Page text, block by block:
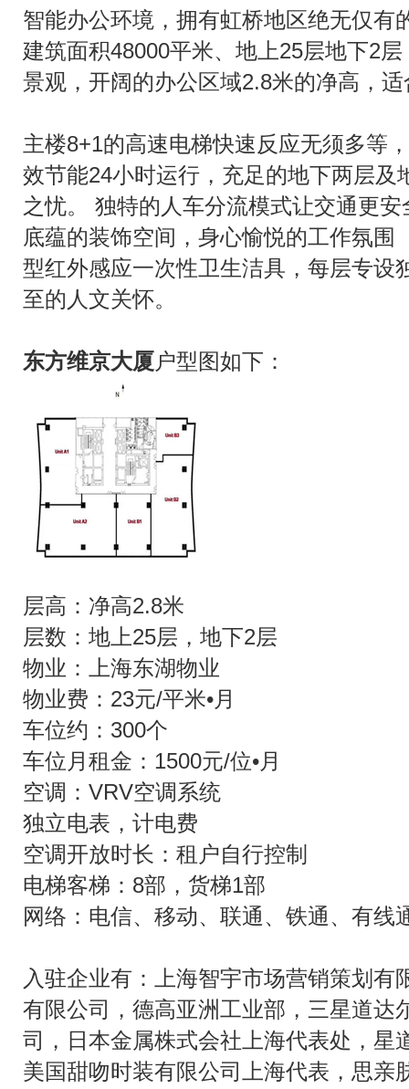
智能办公环境，拥有虹桥地区绝无仅有
建筑面积48000平米、地上25层地下2
景观，开阔的办公区域2.8米的净高，
主楼8+1的高速电梯快速反应无须多等
效节能24小时运行，充足的地下两层及
之忧。 独特的人车分流模式让交通更
底蕴的装饰空间，身心愉悦的工作氛围
型红外感应一次性卫生洁具，每层专设
至的人文关怀。
东方维京大厦户型图如下：
层高：净高2.8米
层数：地上25层，地下2层
物业：上海东湖物业
物业费：23元/平米•月
车位约：300个
车位月租金：1500元/位•月
空调：VRV空调系统
独立电表，计电费
空调开放时长：租户自行控制
电梯客梯：8部，货梯1部
网络：电信、移动、联通、铁通、有线
入驻企业有：上海智宇市场营销策划有
有限公司，德高亚洲工业部，三星道达
司，日本金属株式会社上海代表处，星
美国甜吻时装有限公司上海代表，思亲